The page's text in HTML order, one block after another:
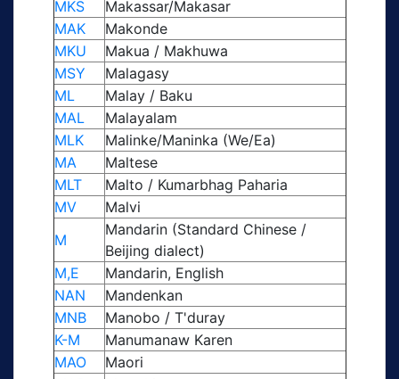
MKS
Makassar/Makasar
MAK
Makonde
MKU
Makua / Makhuwa
MSY
Malagasy
ML
Malay / Baku
MAL
Malayalam
MLK
Malinke/Maninka (We/Ea)
MA
Maltese
MLT
Malto / Kumarbhag Paharia
MV
Malvi
M
Mandarin (Standard Chinese /
Beijing dialect)
M,E
Mandarin, English
NAN
Mandenkan
MNB
Manobo / T'duray
K-M
Manumanaw Karen
MAO
Maori